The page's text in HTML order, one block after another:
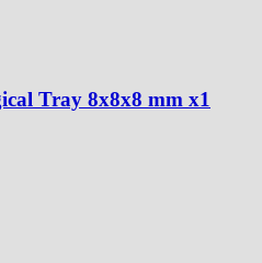
Tray 8x8x8 mm x1